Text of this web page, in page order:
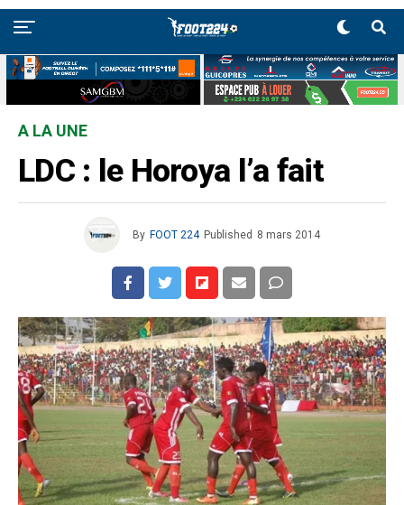
A LA UNE
LDC : le Horoya l’a fait
By FOOT 224 Published 8 mars 2014